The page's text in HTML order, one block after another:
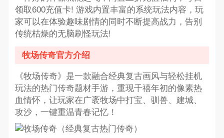
领取600充值卡! 游戏内置丰富的系统玩法内容，玩
家可以在体验趣味剧情的同时不断提高战力，告别
传统枯燥的无脑刷怪玩法!
牧场传奇官方介绍
《牧场传奇》是一款融合经典复古画风与轻松挂机
玩法的热门传奇题材手游，重现千禧年初的像素热
血情怀，让玩家在广袤牧场中打宝、驯兽、建城、
攻沙，一键重温青春记忆！